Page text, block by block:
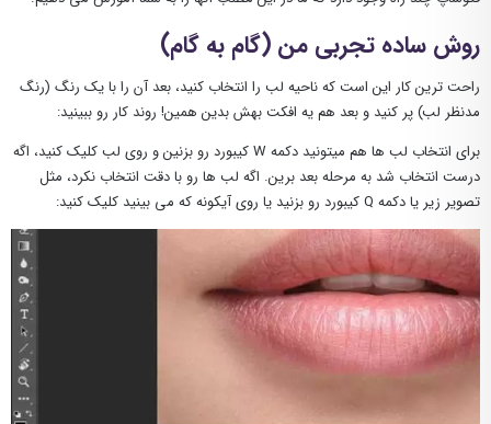
روش ساده تجربی من (گام به گام)
راحت ترین کار این است که ناحیه لب را انتخاب کنید، بعد آن را با یک رنگ (رنگ
مدنظر لب) پر کنید و بعد هم یه افکت بهش بدین همین! روند کار رو ببینید:
برای انتخاب لب ها هم میتونید دکمه W کیبورد رو بزنین و روی لب کلیک کنید، اگه
درست انتخاب شد به مرحله بعد برین. اگه لب ها رو با دقت انتخاب نکرد، مثل
تصویر زیر یا دکمه Q کیبورد رو بزنید یا روی آیکونه که می بینید کلیک کنید: